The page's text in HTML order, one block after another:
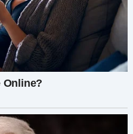
Но в последние
И не в лучшую
лет. Двое детей.
правда
рушилось уже
или, может быть,
увидеть. Я убедила